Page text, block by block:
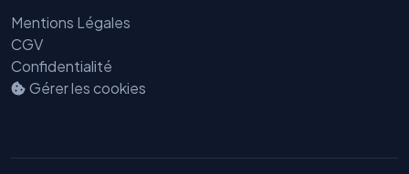
Mentions Légales
CGV
Confidentialité
Gérer les cookies